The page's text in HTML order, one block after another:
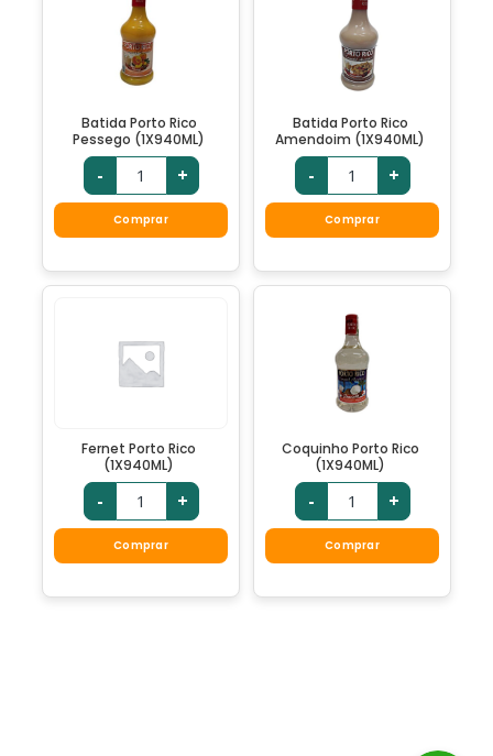
Batida Porto Rico
Pessego (1X940ML)
- +
Comprar
Batida Porto Rico
Amendoim (1X940ML)
- +
Comprar
Fernet Porto Rico
(1X940ML)
- +
Comprar
Coquinho Porto Rico
(1X940ML)
- +
Comprar